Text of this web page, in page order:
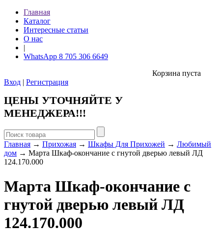
Главная
Каталог
Интересные статьи
О нас
|
WhatsApp 8 705 306 6649
Корзина пуста
Вход | Регистрация
ЦЕНЫ УТОЧНЯЙТЕ У
МЕНЕДЖЕРА!!!
Главная → Прихожая → Шкафы Для Прихожей → Любимый
дом → Марта Шкаф-окончание с гнутой дверью левый ЛД
124.170.000
Марта Шкаф-окончание с
гнутой дверью левый ЛД
124.170.000